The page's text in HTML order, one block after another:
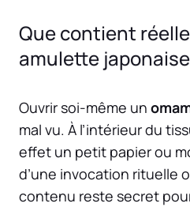
Que contient
amulette
Ouvrir soi-même un
mal vu. À l’intérieur du
effet un petit papier ou
d’une invocation rituelle
contenu reste secret